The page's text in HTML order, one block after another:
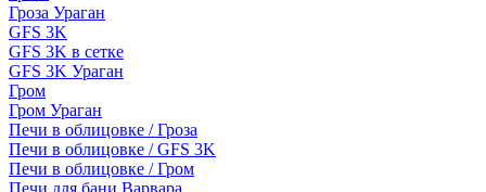
Гроза Ураган
GFS 3K
GFS 3K в сетке
GFS 3K Ураган
Гром
Гром Ураган
Печи в облицовке / Гроза
Печи в облицовке / GFS 3K
Печи в облицовке / Гром
Печи для бани Варвара